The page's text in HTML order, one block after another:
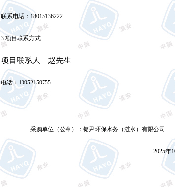
联系电话： 18015136222
3.项目联系方式
项目联系人：赵先生
电话： 19952159755
采购单位（公章）： 铭尹环保水务（涟水）有限公司
2025年